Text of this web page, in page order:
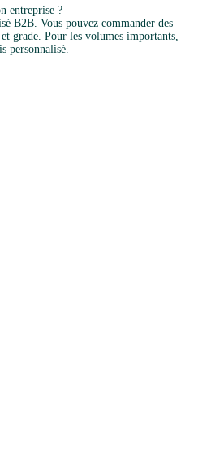
entreprise ?
B2B. Vous pouvez commander des
grade. Pour les volumes importants,
personnalisé.